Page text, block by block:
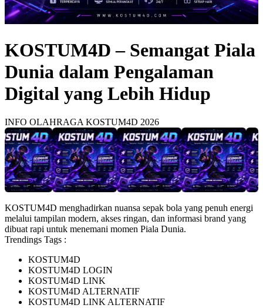
KOSTUM4D – Semangat Piala
Dunia dalam Pengalaman
Digital yang Lebih Hidup
INFO OLAHRAGA KOSTUM4D 2026
KOSTUM4D menghadirkan nuansa sepak bola yang penuh energi
melalui tampilan modern, akses ringan, dan informasi brand yang
dibuat rapi untuk menemani momen Piala Dunia.
Trendings Tags :
KOSTUM4D
KOSTUM4D LOGIN
KOSTUM4D LINK
KOSTUM4D ALTERNATIF
KOSTUM4D LINK ALTERNATIF